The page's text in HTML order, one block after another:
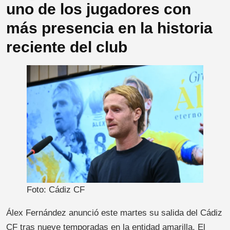
uno de los jugadores con
más presencia en la historia
reciente del club
Foto: Cádiz CF
Álex Fernández anunció este martes su salida del Cádiz
CF tras nueve temporadas en la entidad amarilla. El